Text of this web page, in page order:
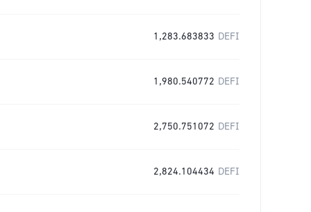
1,283.683833 DEFI
1,980.540772 DEFI
2,750.751072 DEFI
2,824.104434 DEFI